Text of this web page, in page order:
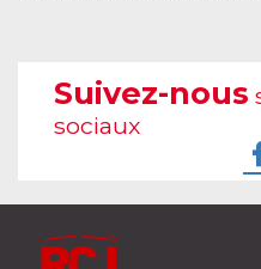
Suivez-nous
sociaux